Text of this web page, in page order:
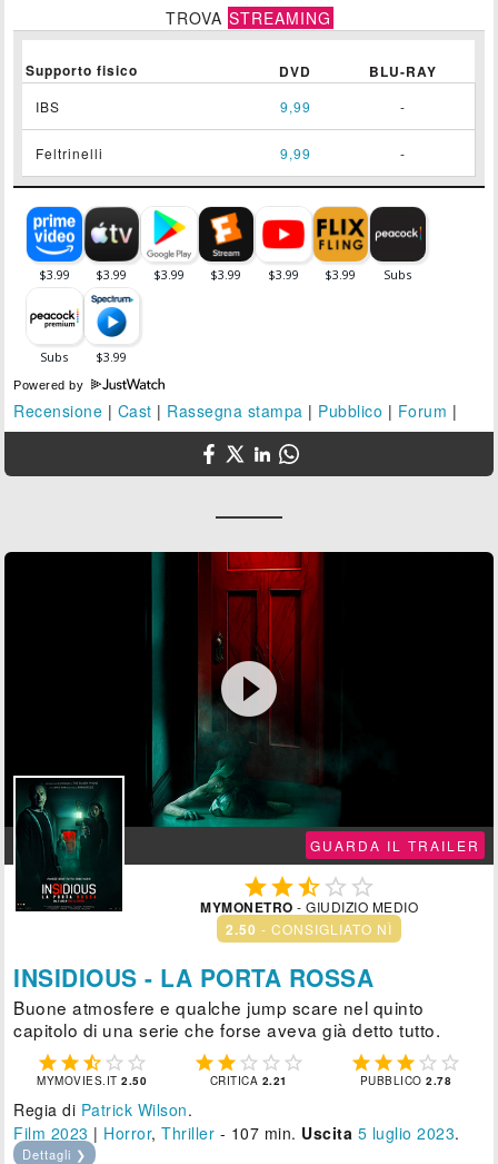
TROVA STREAMING
Supporto fisico DVD BLU-RAY
IBS 9,99 -
Feltrinelli 9,99 -
Powered by
Recensione | Cast | Rassegna stampa | Pubblico | Forum |

GUARDA IL TRAILER
  
MYMONETRO - GIUDIZIO MEDIO
2.50 - CONSIGLIATO NÌ
INSIDIOUS - LA PORTA ROSSA
Buone atmosfere e qualche jump scare nel quinto
capitolo di una serie che forse aveva già detto tutto.
    
MYMOVIES.IT2.50
    
CRITICA 2.21
    
PUBBLICO2.78
Regia di Patrick Wilson.
Film 2023 | Horror,Thriller - 107 min. Uscita 5 luglio 2023.
Dettagli ❯